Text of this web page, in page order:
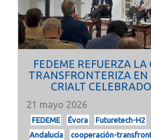
FEDEME REFUERZA LA
TRANSFRONTERIZA EN
CRIALT
21 mayo 2026
FEDEME Évora Futuretech-H2
Andalucía
cooperación-